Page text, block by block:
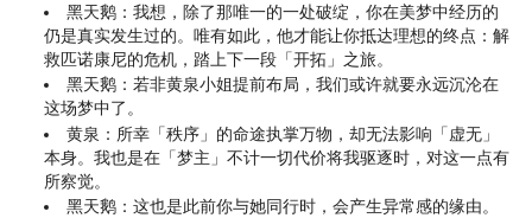
黑天鹅：我想，除了那唯一的一处破绽，你在美梦中经历的
仍是真实发生过的。唯有如此，他才能让你抵达理想的终点：解
救匹诺康尼的危机，踏上下一段「开拓」之旅。
黑天鹅：若非黄泉小姐提前布局，我们或许就要永远沉沦在
这场梦中了。
黄泉：所幸「秩序」的命途执掌万物，却无法影响「虚无」
本身。我也是在「梦主」不计一切代价将我驱逐时，对这一点有
所察觉。
黑天鹅：这也是此前你与她同行时，会产生异常感的缘由。